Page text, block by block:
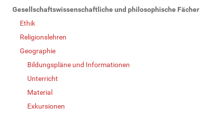
Gesellschaftswissenschaftliche und philosophische Fächer
Ethik
Religionslehren
Geographie
Bildungspläne und Informationen
Unterricht
Material
Exkursionen